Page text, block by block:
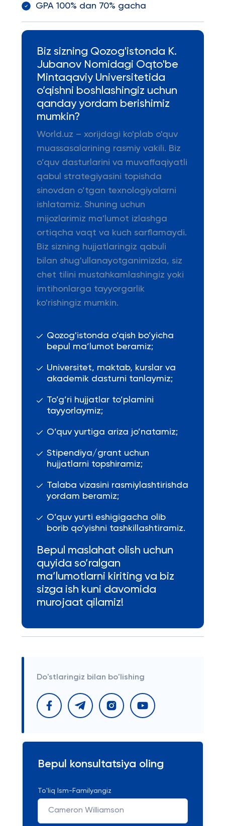
GPA 100% dan 70% gacha
Biz sizning Qozog'istonda K.
Jubanov Nomidagi Oqto'be
Mintaqaviy Universitetida
o’qishni boshlashingiz uchun
qanday yordam berishimiz
mumkin?
World.uz – xorijdagi ko'plab o'quv
muassasalarining rasmiy vakili. Biz
o’quv dasturlarini va muvaffaqiyatli
qabul strategiyasini topishda
sinovdan o’tgan texnologiyalarni
ishlatamiz. Shuning uchun
mijozlarimiz ma'lumot izlashga
ortiqcha vaqt va kuch sarflamaydi.
Biz sizning hujjatlaringiz qabuli
bilan shug'ullanayotganimizda, siz
chet tilini mustahkamlashingiz yoki
imtihonlarga tayyorgarlik
ko'rishingiz mumkin.
Qozog'istonda o’qish bo’yicha
bepul ma’lumot beramiz;
Universitet, maktab, kurslar va
akademik dasturni tanlaymiz;
To’g’ri hujjatlar to’plamini
tayyorlaymiz;
O’quv yurtiga ariza jo’natamiz;
Stipendiya/grant uchun
hujjatlarni topshiramiz;
Talaba vizasini rasmiylashtirishda
yordam beramiz;
O’quv yurti eshigigacha olib
borib qo’yishni tashkillashtiramiz.
Bepul maslahat olish uchun
quyida so’ralgan
ma’lumotlarni kiriting va biz
sizga ish kuni davomida
murojaat qilamiz!
Do'stlaringiz bilan bo'lishing
Bepul konsultatsiya oling
To'liq Ism-Familyangiz